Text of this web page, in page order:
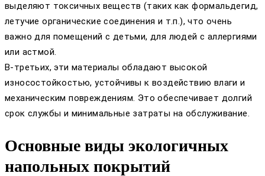
выделяют токсичных веществ (таких как формальдегид,
летучие органические соединения и т.п.), что очень
важно для помещений с детьми, для людей с аллергиями
или астмой.
В-третьих, эти материалы обладают высокой
износостойкостью, устойчивы к воздействию влаги и
механическим повреждениям. Это обеспечивает долгий
срок службы и минимальные затраты на обслуживание.
Основные виды экологичных
напольных покрытий